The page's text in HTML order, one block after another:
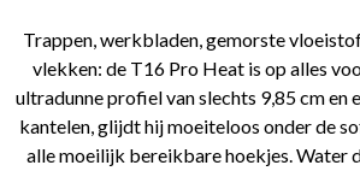
Trappen, werkbladen, gemorste
vlekken: de T16 Pro Heat is op alles
ultradunne profiel van slechts 9,85 cm en
kantelen, glijdt hij moeiteloos onder de
alle moeilijk bereikbare hoekjes. Water